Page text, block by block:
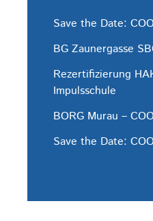
Save the Date:
BG Zaunergasse
Rezertifizierung
Impulsschule
BORG Murau –
Save the Date: